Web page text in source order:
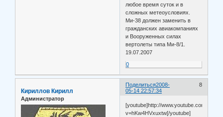
любое время суток и в
сложных метеоусловиях.
Ми-38 должен заменить в
гражданских авиакомпаниях
и Вооруженных силах
вертолеты типа Ми-8/1.
19.07.2007
0
Поделиться 8
2008-
05-14 22:57:34
Кириллов Кирилл
Администратор
[youtube]http://www.youtube.com/
v=hKw4HVxuxtw[/youtube]